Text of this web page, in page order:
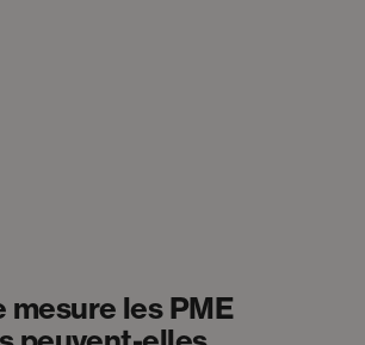
mesure les PME